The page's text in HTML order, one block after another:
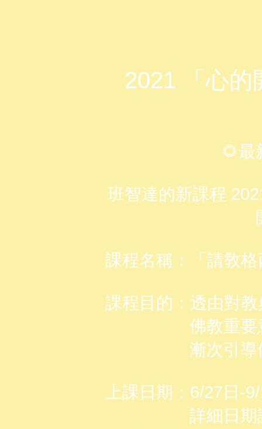
2021 「心的
🌻最
班智達的新課程
課程名稱：「請敎
課程目的：透由對
佛教重要意趣
漸次引導
上課日期：6/27日-
詳細日期請見